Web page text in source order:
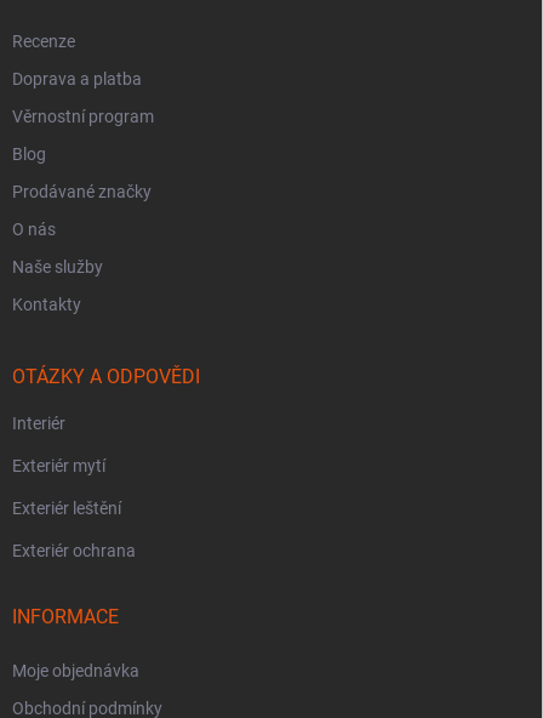
Recenze
Doprava a platba
Věrnostní program
Blog
Prodávané značky
O nás
Naše služby
Kontakty
OTÁZKY A ODPOVĚDI
Interiér
Exteriér mytí
Exteriér leštění
Exteriér ochrana
INFORMACE
Moje objednávka
Obchodní podmínky